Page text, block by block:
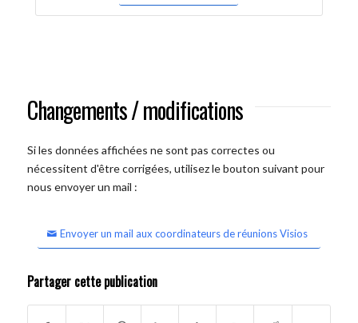
Changements / modifications
Si les données affichées ne sont pas correctes ou
nécessitent d'être corrigées, utilisez le bouton suivant pour
nous envoyer un mail :
Envoyer un mail aux coordinateurs de réunions Visios
Partager cette publication